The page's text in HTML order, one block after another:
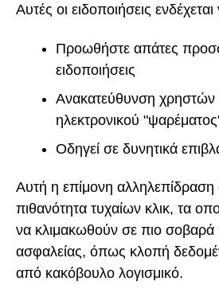
Αυτές οι ειδοποιήσεις ενδέχεται
Προωθήστε απάτες
ειδοποιήσεις
Ανακατεύθυνση χρηστών
ηλεκτρονικού
Οδηγεί σε δυνητικά
Αυτή η επίμονη αλληλεπίδραση
πιθανότητα τυχαίων κλικ, τα
να κλιμακωθούν σε πιο
ασφαλείας, όπως κλοπή
από κακόβουλο λογισμικό.